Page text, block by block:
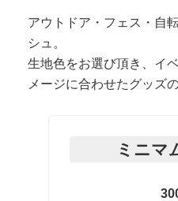
アウトドア・フェス・自
シュ。
生地色をお選び頂き、イ
メージに合わせたグッズ
ミニマ